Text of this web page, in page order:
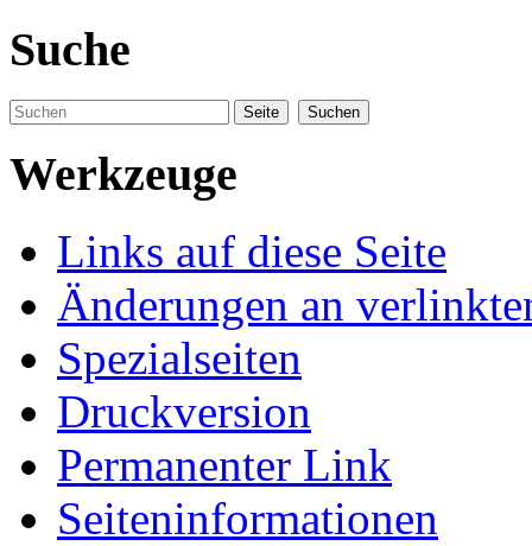
Suche
Werkzeuge
Links auf diese Seite
Änderungen an
Spezialseiten
Druckversion
Permanenter Link
Seiten­informationen